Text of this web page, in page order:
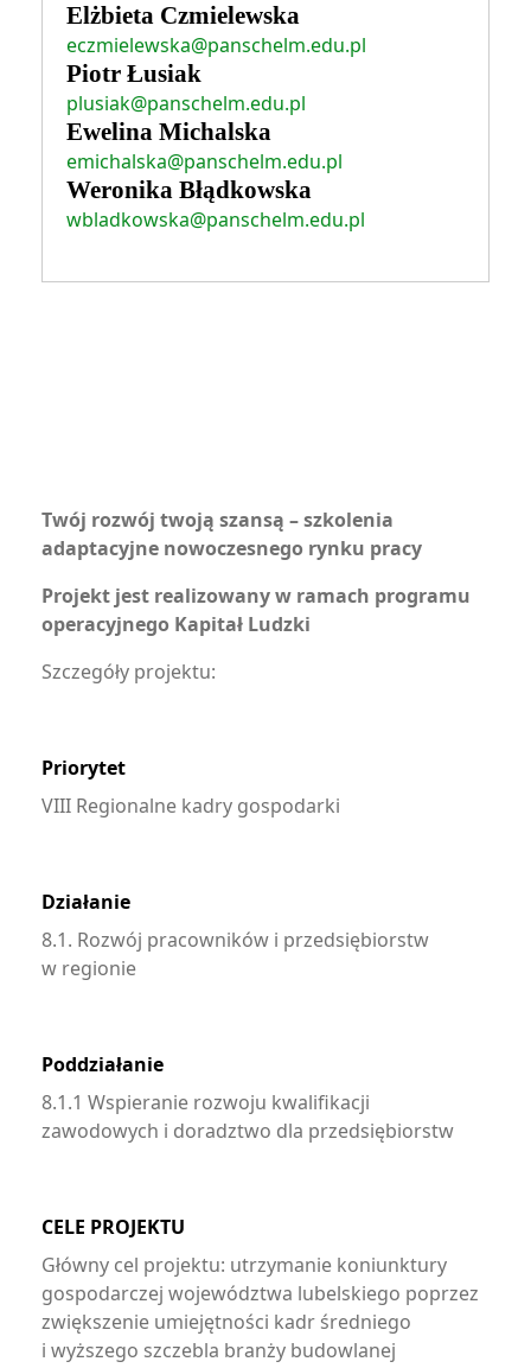
Elżbieta Czmielewska
eczmielewska@panschelm.edu.pl
Piotr Łusiak
plusiak@panschelm.edu.pl
Ewelina Michalska
emichalska@panschelm.edu.pl
Weronika Błądkowska
wbladkowska@panschelm.edu.pl
Twój rozwój twoją szansą – szkolenia
adaptacyjne nowoczesnego rynku pracy
Projekt jest realizowany w ramach programu
operacyjnego Kapitał Ludzki
Szczegóły projektu:
Priorytet
VIII Regionalne kadry gospodarki
Działanie
8.1. Rozwój pracowników i przedsiębiorstw
w regionie
Poddziałanie
8.1.1 Wspieranie rozwoju kwalifikacji
zawodowych i doradztwo dla przedsiębiorstw
CELE PROJEKTU
Główny cel projektu: utrzymanie koniunktury
gospodarczej województwa lubelskiego poprzez
zwiększenie umiejętności kadr średniego
i wyższego szczebla branży budowlanej